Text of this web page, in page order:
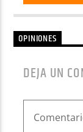
OPINIONES
DEJA UN